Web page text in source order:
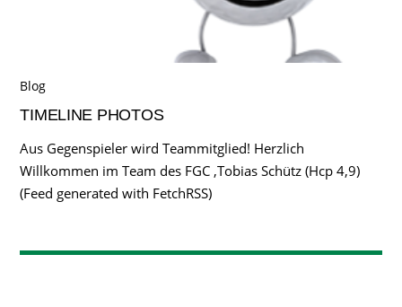
Blog
TIMELINE PHOTOS
Aus Gegenspieler wird Teammitglied! Herzlich
Willkommen im Team des FGC ,Tobias Schütz (Hcp 4,9)
(Feed generated with FetchRSS)